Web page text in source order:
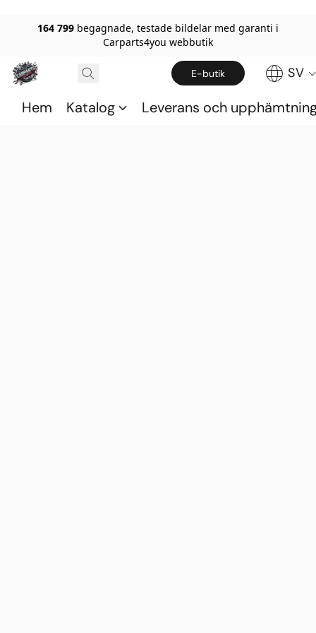
164 799 begagnade, testade bildelar med garanti i
Carparts4you webbutik
E-butik SV
Hem Katalog Leverans och